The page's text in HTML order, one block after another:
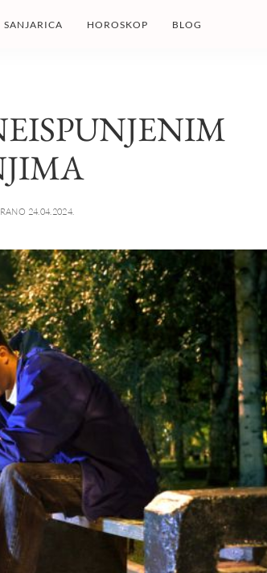
SANJARICA HOROSKOP BLOG
24.04.2024.